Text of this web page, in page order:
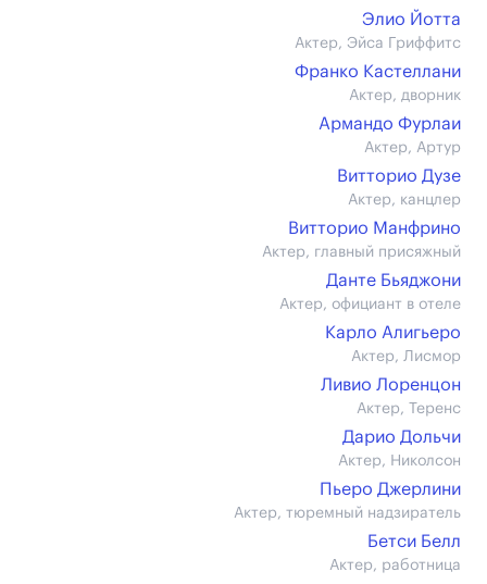
Элио Йотта
Актер, Эйса Гриффитс
Франко Кастеллани
Актер, дворник
Армандо Фурлаи
Актер, Артур
Витторио Дузе
Актер, канцлер
Витторио Манфрино
Актер, главный присяжный
Данте Бьяджони
Актер, официант в отеле
Карло Алигьеро
Актер, Лисмор
Ливио Лоренцон
Актер, Теренс
Дарио Дольчи
Актер, Николсон
Пьеро Джерлини
Актер, тюремный надзиратель
Бетси Белл
Актер, работница